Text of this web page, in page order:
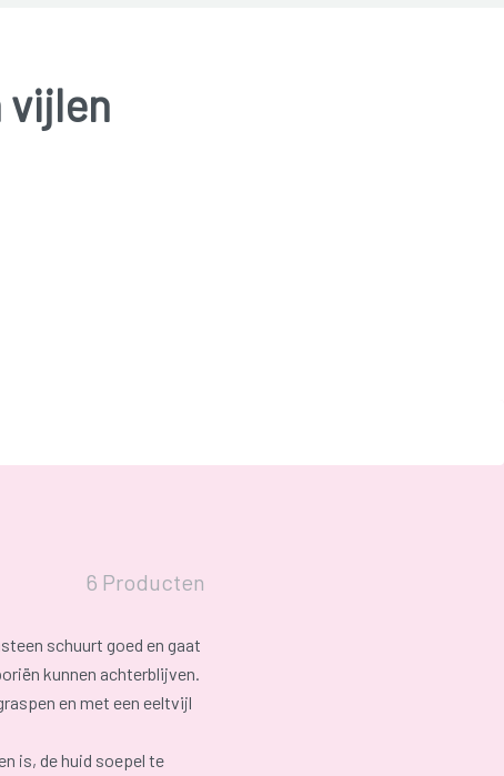
vijlen
6 Producten
schuurt goed en gaat
kunnen achterblijven.
en met een eeltvijl
is, de huid soepel te